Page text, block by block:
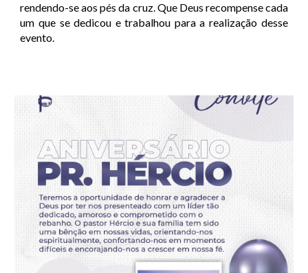
rendendo-se aos pés da cruz. Que Deus recompense cada
um que se dedicou e trabalhou para a realização desse
evento.